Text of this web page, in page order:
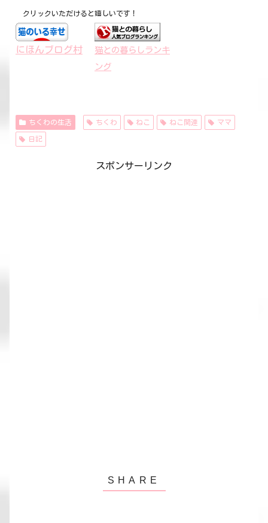
クリックいただけると嬉しいです！
にほんブログ村
猫との暮らしランキ
ング
ちくわの生活 ちくわ ねこ ねこ関連 ママ
日記
スポンサーリンク